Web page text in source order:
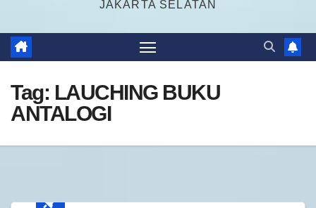
JAKARTA SELATAN
Tag: LAUCHING BUKU
ANTALOGI